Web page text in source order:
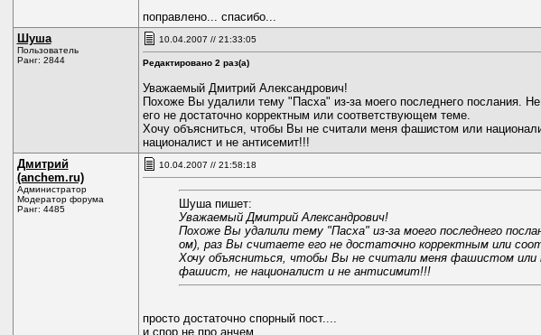
поправлено... спасибо...
Шуша
Пользователь
Ранг: 2844
10.04.2007 // 21:33:05
Редактировано 2 раз(а)
Уважаемый Дмитрий Александрович!
Похоже Вы удалили тему "Пасха" из-за моего последнего послания.
его не достаточно корректным или соответствующем теме.
Хочу объясниться, чтобы Вы не считали меня фашистом или
националист и не антисемит!!!
Дмитрий
(anchem.ru)
Администратор
Модератор форума
Ранг: 4485
10.04.2007 // 21:58:18
Шуша пишет:
Уважаемый Дмитрий Александрович!
Похоже Вы удалили тему "Пасха" из-за моего последнего
ом), раз Вы считаете его не достаточно корректным или
Хочу объясниться, чтобы Вы не считали меня фашистом
фашист, не националист и не антисимит!!!
просто достаточно спорный пост....
и спор не про анчем...